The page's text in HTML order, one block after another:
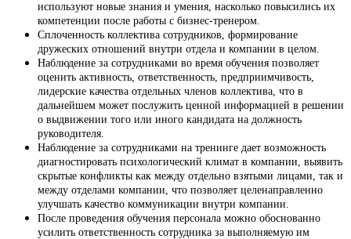
используют новые знания и умения, насколько повысились их
компетенции после работы с бизнес-тренером.
Сплоченность коллектива сотрудников, формирование
дружеских отношений внутри отдела и компании в целом.
Наблюдение за сотрудниками во время обучения позволяет
оценить активность, ответственность, предприимчивость,
лидерские качества отдельных членов коллектива, что в
дальнейшем может послужить ценной информацией в решении
о выдвижении того или иного кандидата на должность
руководителя.
Наблюдение за сотрудниками на тренинге дает возможность
диагностировать психологический климат в компании, выявить
скрытые конфликты как между отдельно взятыми лицами, так и
между отделами компании, что позволяет целенаправленно
улучшать качество коммуникации внутри компании.
После проведения обучения персонала можно обоснованно
усилить ответственность сотрудника за выполняемую им